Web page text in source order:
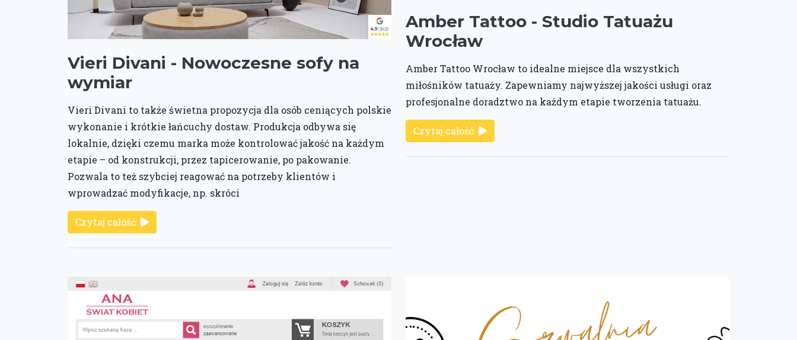
Vieri Divani - Nowoczesne sofy na
wymiar
Vieri Divani to także świetna propozycja dla osób ceniących polskie
wykonanie i krótkie łańcuchy dostaw. Produkcja odbywa się
lokalnie, dzięki czemu marka może kontrolować jakość na każdym
etapie – od konstrukcji, przez tapicerowanie, po pakowanie.
Pozwala to też szybciej reagować na potrzeby klientów i
wprowadzać modyfikacje, np. skróci
Czytaj całość
Amber Tattoo - Studio Tatuażu
Wrocław
Amber Tattoo Wrocław to idealne miejsce dla wszystkich
miłośników tatuaży. Zapewniamy najwyższej jakości usługi oraz
profesjonalne doradztwo na każdym etapie tworzenia tatuażu.
Czytaj całość